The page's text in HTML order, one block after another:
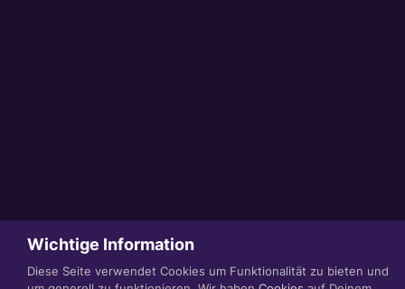
Wichtige Information
Diese Seite verwendet Cookies um Funktionalität zu bieten und